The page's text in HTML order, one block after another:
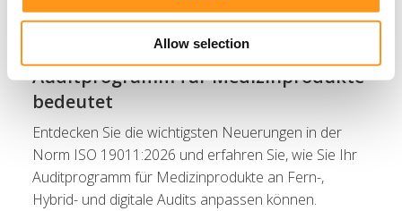
Allow selection
Die Entwicklung im Blick: Was die
neue Norm ISO 19011:2026 für Ihr
Auditprogramm für Medizinprodukte
bedeutet
Entdecken Sie die wichtigsten Neuerungen in der
Norm ISO 19011:2026 und erfahren Sie, wie Sie Ihr
Auditprogramm für Medizinprodukte an Fern-,
Hybrid- und digitale Audits anpassen können.